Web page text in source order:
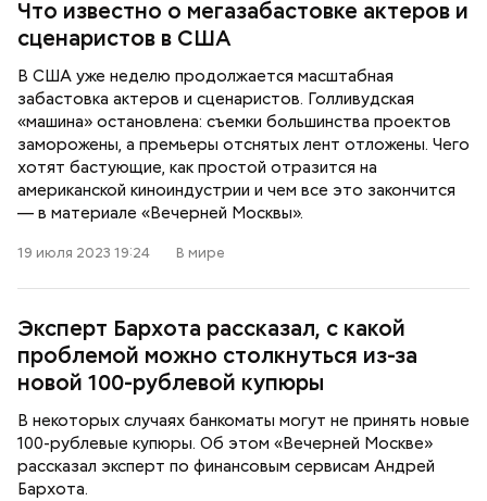
Что известно о мегазабастовке актеров и
сценаристов в США
В США уже неделю продолжается масштабная
забастовка актеров и сценаристов. Голливудская
«машина» остановлена: съемки большинства проектов
заморожены, а премьеры отснятых лент отложены. Чего
хотят бастующие, как простой отразится на
американской киноиндустрии и чем все это закончится
— в материале «Вечерней Москвы».
19 июля 2023 19:24 В мире
Эксперт Бархота рассказал, с какой
проблемой можно столкнуться из-за
новой 100-рублевой купюры
В некоторых случаях банкоматы могут не принять новые
100-рублевые купюры. Об этом «Вечерней Москве»
рассказал эксперт по финансовым сервисам Андрей
Бархота.